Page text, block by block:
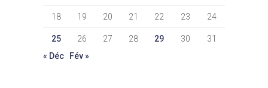
18 19 20 21 22 23 24
25 26 27 28 29 30
31
« Déc
Fév »